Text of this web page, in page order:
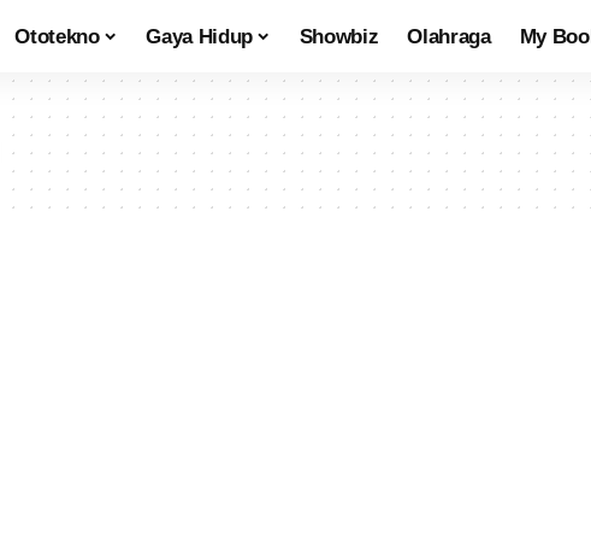
Ototekno Gaya Hidup Showbiz Olahraga My